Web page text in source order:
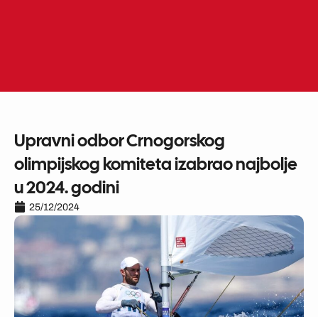
Upravni odbor Crnogorskog
olimpijskog komiteta izabrao najbolje
u 2024. godini
25/12/2024